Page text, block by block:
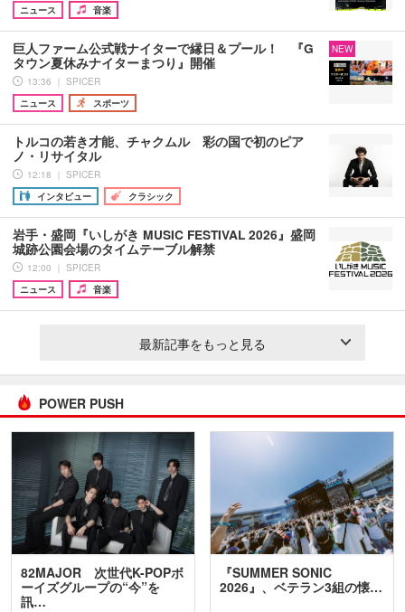
ニュース
音楽
巨人ファーム公式戦ナイターで縁日＆プール！ 『G
タウン夏休みナイターまつり』開催
13:36 ｜ SPICER
ニュース
スポーツ
NEW
トルコの若き才能、チャクムル 彩の国で初のピア
ノ・リサイタル
12:18 ｜ SPICER
インタビュー
クラシック
岩手・盛岡『いしがき MUSIC FESTIVAL 2026』盛岡
城跡公園会場のタイムテーブル解禁
12:00 ｜ SPICER
ニュース
音楽
最新記事をもっと見る
POWER PUSH
82MAJOR 次世代K-POPボ
ーイズグループの“今”を
訊…
『SUMMER SONIC
2026』、ベテラン3組の懐…